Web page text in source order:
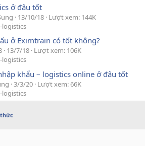
ở đâu tốt
13/10/18 Lượt xem: 144K
logistics
ở Eximtrain có tốt không?
13/7/18 Lượt xem: 106K
logistics
khẩu – logistics online ở đâu tốt
3/3/20 Lượt xem: 66K
logistics